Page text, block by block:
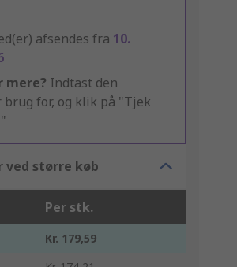
afsendes fra 10.
mere? Indtast den
brug for, og klik på "Tjek
ved større køb
Per stk.
Kr. 179,59